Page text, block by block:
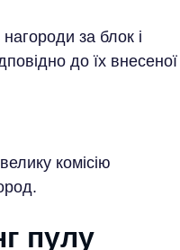
за блок і
до їх внесеної
комісію
пулу